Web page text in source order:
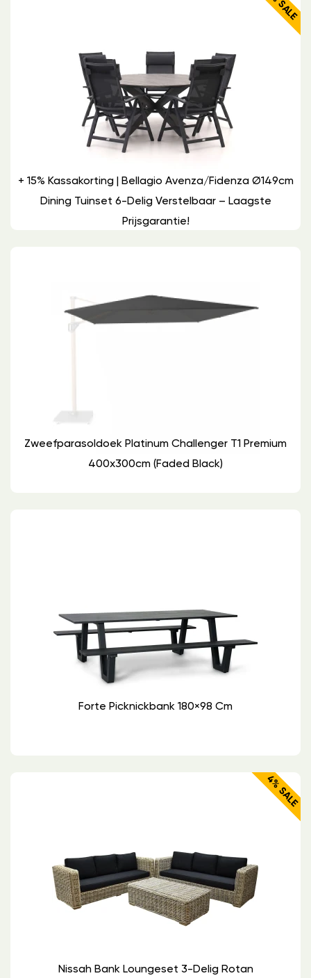
+ 15% Kassakorting | Bellagio Avenza/Fidenza Ø149cm
Dining Tuinset 6-Delig Verstelbaar – Laagste
Prijsgarantie!
Zweefparasoldoek Platinum Challenger T1 Premium
400x300cm (Faded Black)
Forte Picknickbank 180×98 Cm
4% SALE
Nissah Bank Loungeset 3-Delig Rotan